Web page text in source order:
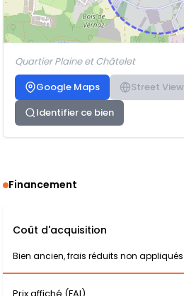
Quartier Plaine et Châtelet
Google Maps
Street View
Identifier ce bien
Financement
Coût d'acquisition
Bien ancien, frais réduits non appliqués